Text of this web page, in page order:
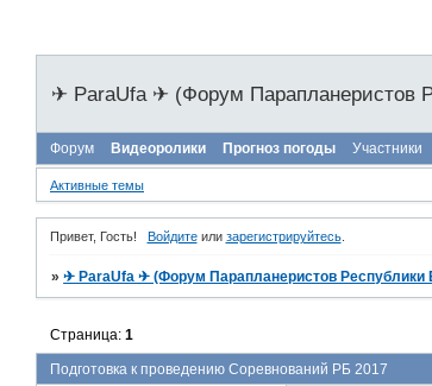
✈ ParaUfa ✈ (Форум Парапланеристов
Форум Видеоролики Прогноз погоды Участники
Активные темы
Привет, Гость! Войдитеили зарегистрируйтесь.
»✈ ParaUfa ✈ (Форум Парапланеристов Республики
Подготовка к проведению Соревнований РБ 2017
Страница:1